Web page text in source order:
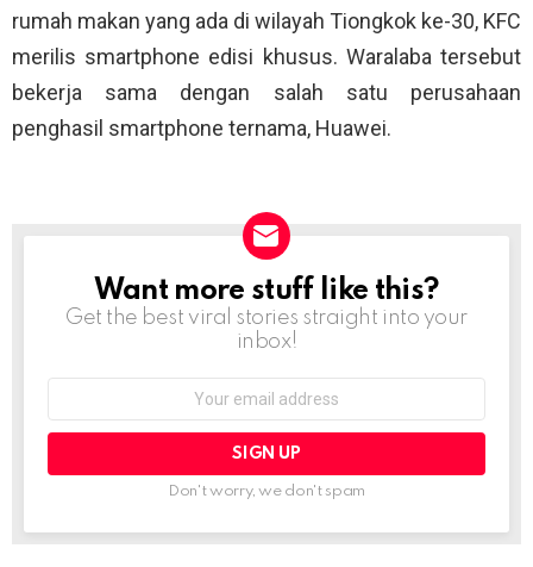
rumah makan yang ada di wilayah Tiongkok ke-30, KFC
merilis smartphone edisi khusus. Waralaba tersebut
bekerja sama dengan salah satu perusahaan
penghasil smartphone ternama, Huawei.
NEWSLETTER
Want more stuff like this?
Get the best viral stories straight into your
inbox!
Don't worry, we don't spam